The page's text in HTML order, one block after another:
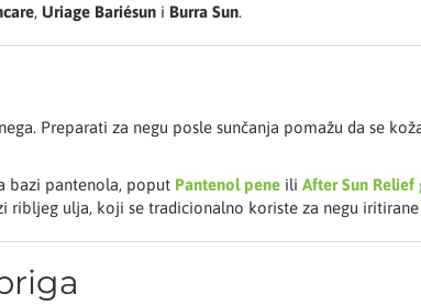
, Uriage Bariésun i Burra Sun.
Preparati za negu posle sunčanja pomažu da se
bazi pantenola, poput Pantenol pene ili After Sun Relief
ulja, koji se tradicionalno koriste za negu